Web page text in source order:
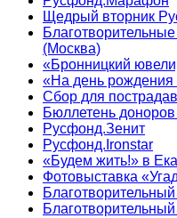
Щедрый вторник
(Москва)
«Бронницкий
«На день рождения
Сбор для
Бюллетень доноров
Русфонд.Зенит
Русфонд.Ironstar
«Будем жить!» в
Фотовыставка